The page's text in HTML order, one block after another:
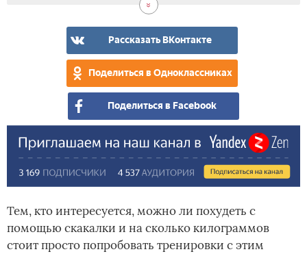
Рассказать ВКонтакте
Поделиться в Одноклассниках
Поделиться в Facebook
Тем, кто интересуется, можно ли похудеть с
помощью скакалки и на сколько килограммов
стоит просто попробовать тренировки с этим